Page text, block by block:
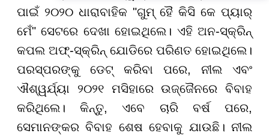
ପାଇଁ ୨୦୨୦ ଧାରାବାହିକ "ଗୁମ୍ ହୈ କିସି କେ ପ୍ୟାର୍
ମେଁ" ସେଟରେ ଦେଖା ହୋଇଥିଲେ। ଏହି ଅନ-ସ୍କ୍ରିନ୍
କପଲ ଅଫ୍-ସ୍କ୍ରିନ୍ ଯୋଡିରେ ପରିଣତ ହୋଇଥିଲେ।
ପରସ୍ପରଙ୍କୁ ଡେଟ୍ କରିବା ପରେ, ନୀଲ ଏବଂ
ଐଶ୍ୱର୍ଯ୍ୟା ୨୦୨୧ ମସିହାରେ ଉଜ୍ଜୈନରେ ବିବାହ
କରିଥିଲେ। କିନ୍ତୁ, ଏବେ ଚାରି ବର୍ଷ ପରେ,
ସେମାନଙ୍କର ବିବାହ ଶେଷ ହେବାକୁ ଯାଉଛି। ନୀଲ